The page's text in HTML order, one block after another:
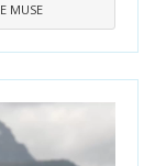
MUSE